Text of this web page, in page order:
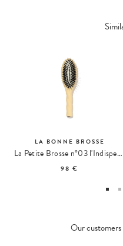
LA BONNE BROSSE
La Petite Brosse n°03 l'Indispensable Sensitive Scalp
98 €
Our